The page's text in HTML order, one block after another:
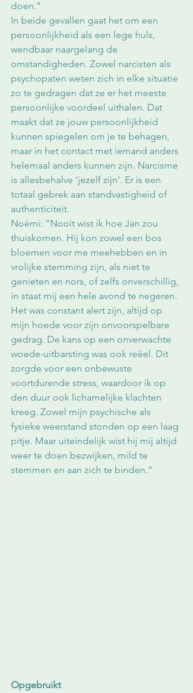
doen.”
In beide gevallen gaat het om een
persoonlijkheid als een lege huls,
wendbaar naargelang de
omstandigheden. Zowel narcisten als
psychopaten weten zich in elke situatie
zo te gedragen dat ze er het meeste
persoonlijke voordeel uithalen. Dat
maakt dat ze jouw persoonlijkheid
kunnen spiegelen om je te behagen,
maar in het contact met iemand anders
helemaal anders kunnen zijn. Narcisme
is allesbehalve ‘jezelf zijn’. Er is een
totaal gebrek aan standvastigheid of
authenticiteit.
Noémi: “Nooit wist ik hoe Jan zou
thuiskomen. Hij kon zowel een bos
bloemen voor me meehebben en in
vrolijke stemming zijn, als niet te
genieten en nors, of zelfs onverschillig,
in staat mij een hele avond te negeren.
Het was constant alert zijn, altijd op
mijn hoede voor zijn onvoorspelbare
gedrag. De kans op een onverwachte
woede-uitbarsting was ook reëel. Dit
zorgde voor een onbewuste
voortdurende stress, waardoor ik op
den duur ook lichamelijke klachten
kreeg. Zowel mijn psychische als
fysieke weerstand stonden op een laag
pitje. Maar uiteindelijk wist hij mij altijd
weer te doen bezwijken, mild te
stemmen en aan zich te binden.”
Opgebruikt